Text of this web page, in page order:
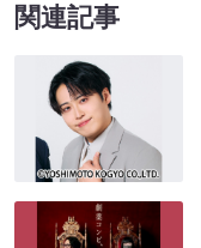
関連記事